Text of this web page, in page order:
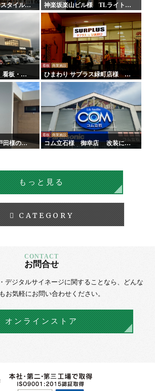
タイル)
イン
神楽坂楽山ビル様 TLライトパ
ネル
板・サ
看板 商業施設
ひまわり サプラス緑町店様 TL
ライトパネル
田様のリ
を行いま
看板 商業施設
コム立石様 御幸店 改装に伴
うサイン工事
もっと見る
CATEGORY
お問合せ
デジタルサイネージに関することなら、
どんな
お気軽にお問い合わせください。
オンラインストア